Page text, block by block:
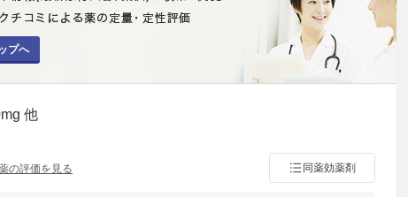
プへ
他
の評価を見る 同薬効薬剤